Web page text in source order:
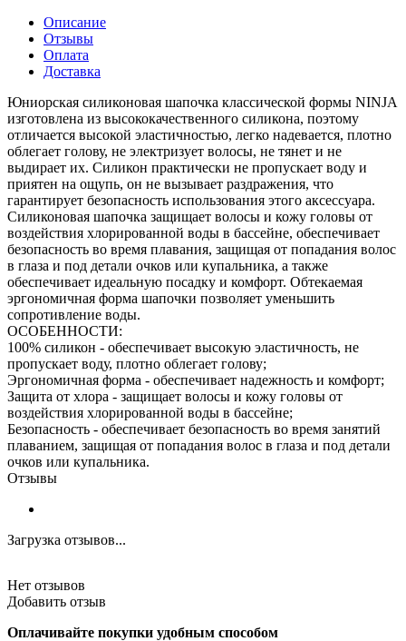
Описание
Отзывы
Оплата
Доставка
Юниорская силиконовая шапочка классической формы NINJA
изготовлена из высококачественного силикона, поэтому
отличается высокой эластичностью, легко надевается, плотно
облегает голову, не электризует волосы, не тянет и не
выдирает их. Силикон практически не пропускает воду и
приятен на ощупь, он не вызывает раздражения, что
гарантирует безопасность использования этого аксессуара.
Силиконовая шапочка защищает волосы и кожу головы от
воздействия хлорированной воды в бассейне, обеспечивает
безопасность во время плавания, защищая от попадания волос
в глаза и под детали очков или купальника, а также
обеспечивает идеальную посадку и комфорт. Обтекаемая
эргономичная форма шапочки позволяет уменьшить
сопротивление воды.
ОСОБЕННОСТИ:
100% силикон - обеспечивает высокую эластичность, не
пропускает воду, плотно облегает голову;
Эргономичная форма - обеспечивает надежность и комфорт;
Защита от хлора - защищает волосы и кожу головы от
воздействия хлорированной воды в бассейне;
Безопасность - обеспечивает безопасность во время занятий
плаванием, защищая от попадания волос в глаза и под детали
очков или купальника.
Отзывы
Загрузка отзывов...
Нет отзывов
Добавить отзыв
Оплачивайте покупки удобным способом